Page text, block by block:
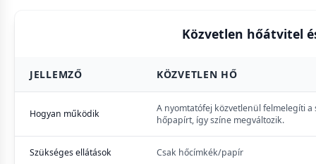
Közvetlen hőátvitel
JELLEMZŐ KÖZVETLEN HŐ
Hogyan működik
A nyomtatófej közvetlenül felmelegíti a
hőpapírt, így színe megváltozik.
Szükséges ellátások Csak hőcímkék/papír